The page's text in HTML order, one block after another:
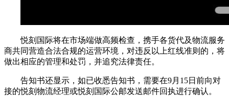
悦刻国际将在市场端做高频检查，携手各货代及物流服务
商共同营造合法合规的运营环境，对违反以上红线准则的，将
做出相应的管理和处罚，并追究法律责任。
告知书还显示，如已收悉告知书，需要在9月15日前向对
接的悦刻物流经理或悦刻国际公邮发送邮件回执进行确认。